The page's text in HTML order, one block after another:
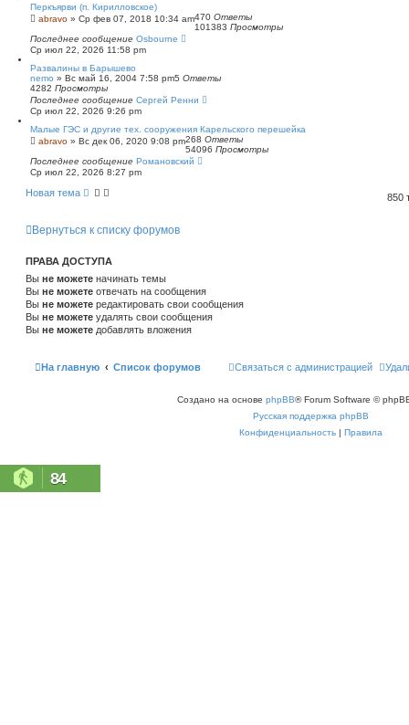
Перкъярви (п. Кирилловское)
abravo » Ср фев 07, 2018 10:34 am470 Ответы
101383 Просмотры
Последнее сообщение Osbourne
Ср июл 22, 2026 11:58 pm
Развалины в Барышево
nemo » Вс май 16, 2004 7:58 pm5 Ответы
4282 Просмотры
Последнее сообщение Сергей Ренни
Ср июл 22, 2026 9:26 pm
Малые ГЭС и другие тех. сооружения Карельского перешейка
abravo » Вс дек 06, 2020 9:08 pm268 Ответы
54096 Просмотры
Последнее сообщение Романовский
Ср июл 22, 2026 8:27 pm
Новая тема 850
Вернуться к списку форумов
ПРАВА ДОСТУПА
Вы не можете начинать темы
Вы не можете отвечать на сообщения
Вы не можете редактировать свои сообщения
Вы не можете удалять свои сообщения
Вы не можете добавлять вложения
На главную Список форумов Связаться с администрацией
Создано на основе phpBB® Forum Software ©
Русская поддержка phpBB
Конфиденциальность | Правила
84